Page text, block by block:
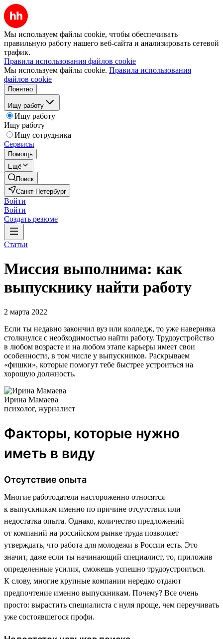
Мы используем файлы cookie, чтобы обеспечивать
правильную работу нашего веб-сайта и анализировать сетевой
трафик.
Правила использования файлов cookie
Мы используем файлы cookie. Правила использования
файлов cookie
Понятно
Ищу работу
Ищу работу
Ищу работу
Ищу сотрудника
Сервисы
Помощь
Ещё
Поиск
Санкт-Петербург
Войти
Войти
Создать резюме
Статьи
Миссия выполнима: как
выпускнику найти работу
2 марта 2022
Если ты недавно закончил вуз или колледж, то уже наверняка
столкнулся с необходимостью найти работу. Трудоустройство
в любом возрасте и на любом этапе карьеры имеет свои
особенности, в том числе у выпускников. Раскрываем
«фишки», которые помогут тебе быстрее устроиться на
хорошую должность.
Ирина Мамаева
психолог, журналист
Факторы, которые нужно
иметь в виду
Отсутствие опыта
Многие работодатели настороженно относятся
к выпускникам именно по причине отсутствия или
недостатка опыта. Однако, количество предложений
от компаний на российском рынке труда позволяет
утверждать, что работа для молодежи в России есть. Это
значит, даже если ты начинающий специалист, то, приложив
определенные усилия, сможешь успешно трудоустроиться.
К слову, многие крупные компании нередко отдают
предпочтение именно выпускникам. Почему? Все очень
просто: вырастить специалиста с нуля проще, чем переучивать
уже состоявшегося профи.